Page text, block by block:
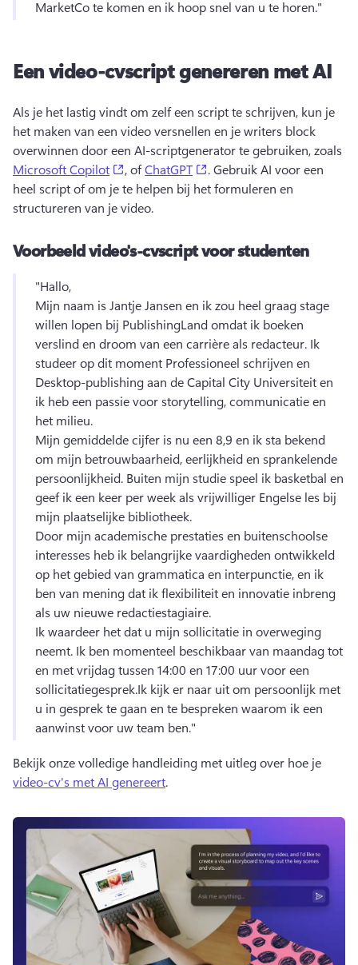
MarketCo te komen en ik hoop snel van u te horen."
Een video-cvscript genereren met AI
Als je het lastig vindt om zelf een script te schrijven, kun je
het maken van een video versnellen en je writers block
overwinnen door een AI-scriptgenerator te gebruiken, zoals
Microsoft Copilot
(opens in a new tab)
, of ChatGPT (opens in a new tab)
. Gebruik AI voor een
heel script of om je te helpen bij het formuleren en
structureren van je video.
Voorbeeld video's-cvscript voor studenten
"Hallo,
Mijn naam is Jantje Jansen en ik zou heel graag stage
willen lopen bij PublishingLand omdat ik boeken
verslind en droom van een carrière als redacteur. Ik
studeer op dit moment Professioneel schrijven en
Desktop-publishing aan de Capital City Universiteit en
ik heb een passie voor storytelling, communicatie en
het milieu.
Mijn gemiddelde cijfer is nu een 8,9 en ik sta bekend
om mijn betrouwbaarheid, eerlijkheid en sprankelende
persoonlijkheid. Buiten mijn studie speel ik basketbal en
geef ik een keer per week als vrijwilliger Engelse les bij
mijn plaatselijke bibliotheek.
Door mijn academische prestaties en buitenschoolse
interesses heb ik belangrijke vaardigheden ontwikkeld
op het gebied van grammatica en interpunctie, en ik
ben van mening dat ik flexibiliteit en innovatie inbreng
als uw nieuwe redactiestagiaire.
Ik waardeer het dat u mijn sollicitatie in overweging
neemt. Ik ben momenteel beschikbaar van maandag tot
en met vrijdag tussen 14:00 en 17:00 uur voor een
sollicitatiegesprek.Ik kijk er naar uit om persoonlijk met
u in gesprek te gaan en te bespreken waarom ik een
aanwinst voor uw team ben."
Bekijk onze volledige handleiding met uitleg over hoe je
video-cv's met AI genereert.